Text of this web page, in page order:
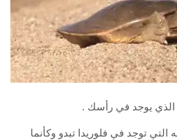
الذي يوجد في رأسك .
التي توجد في فلوريدا تبدو وكأنما